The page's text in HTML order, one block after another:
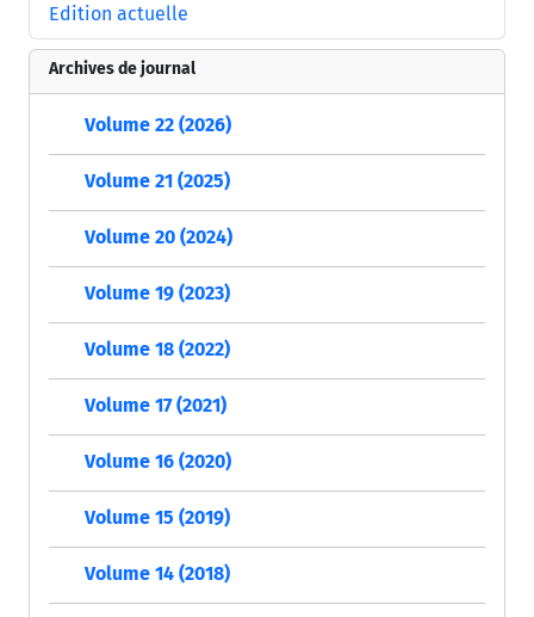
Edition actuelle
Archives de journal
Volume 22 (2026)
Volume 21 (2025)
Volume 20 (2024)
Volume 19 (2023)
Volume 18 (2022)
Volume 17 (2021)
Volume 16 (2020)
Volume 15 (2019)
Volume 14 (2018)